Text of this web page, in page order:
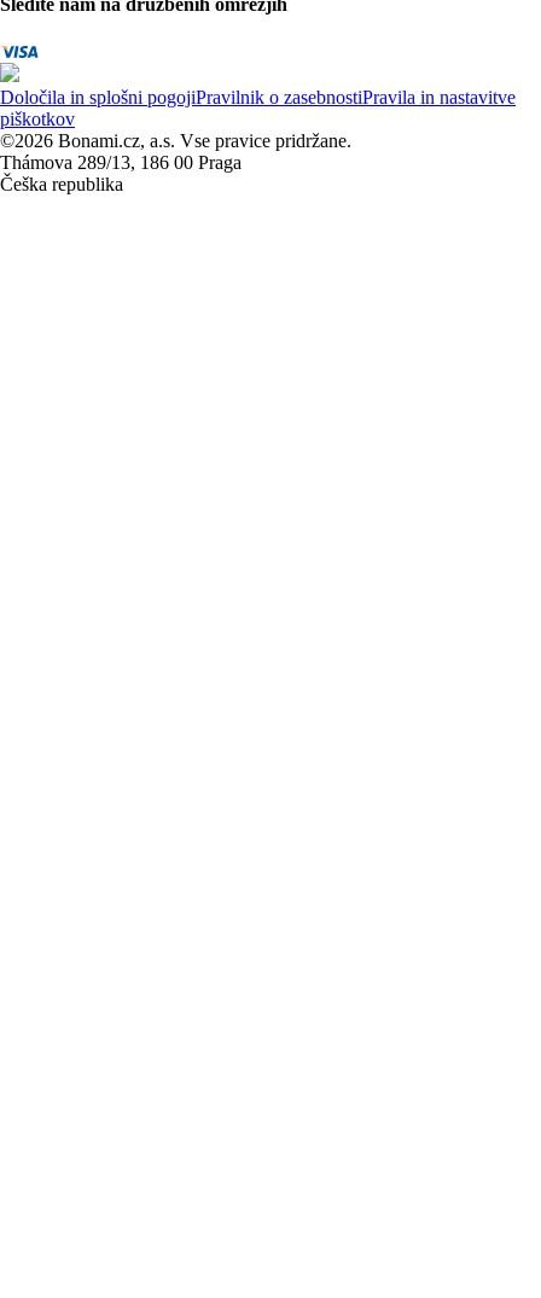
Določila in splošni pogojiPravilnik o zasebnostiPravila in nastavitve
piškotkov
©2026 Bonami.cz, a.s. Vse pravice pridržane.
Thámova 289/13, 186 00 Praga
Češka republika